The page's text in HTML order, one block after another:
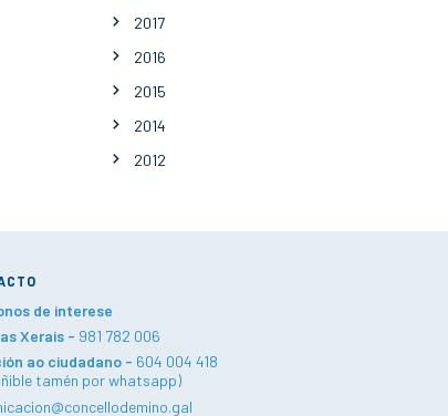
2017
2016
2015
2014
2012
de interese
Xerais - 981 782 006
ao ciudadano - 604 004 418
tamén por whatsapp)